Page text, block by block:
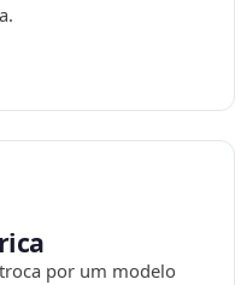
por um modelo